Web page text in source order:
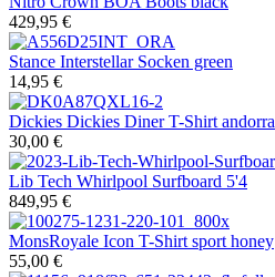
429,95 €
Stance Interstellar Socken green
14,95 €
Dickies Dickies Diner T-Shirt andorra
30,00 €
Lib Tech Whirlpool Surfboard 5'4
849,95 €
MonsRoyale Icon T-Shirt sport honey
55,00 €